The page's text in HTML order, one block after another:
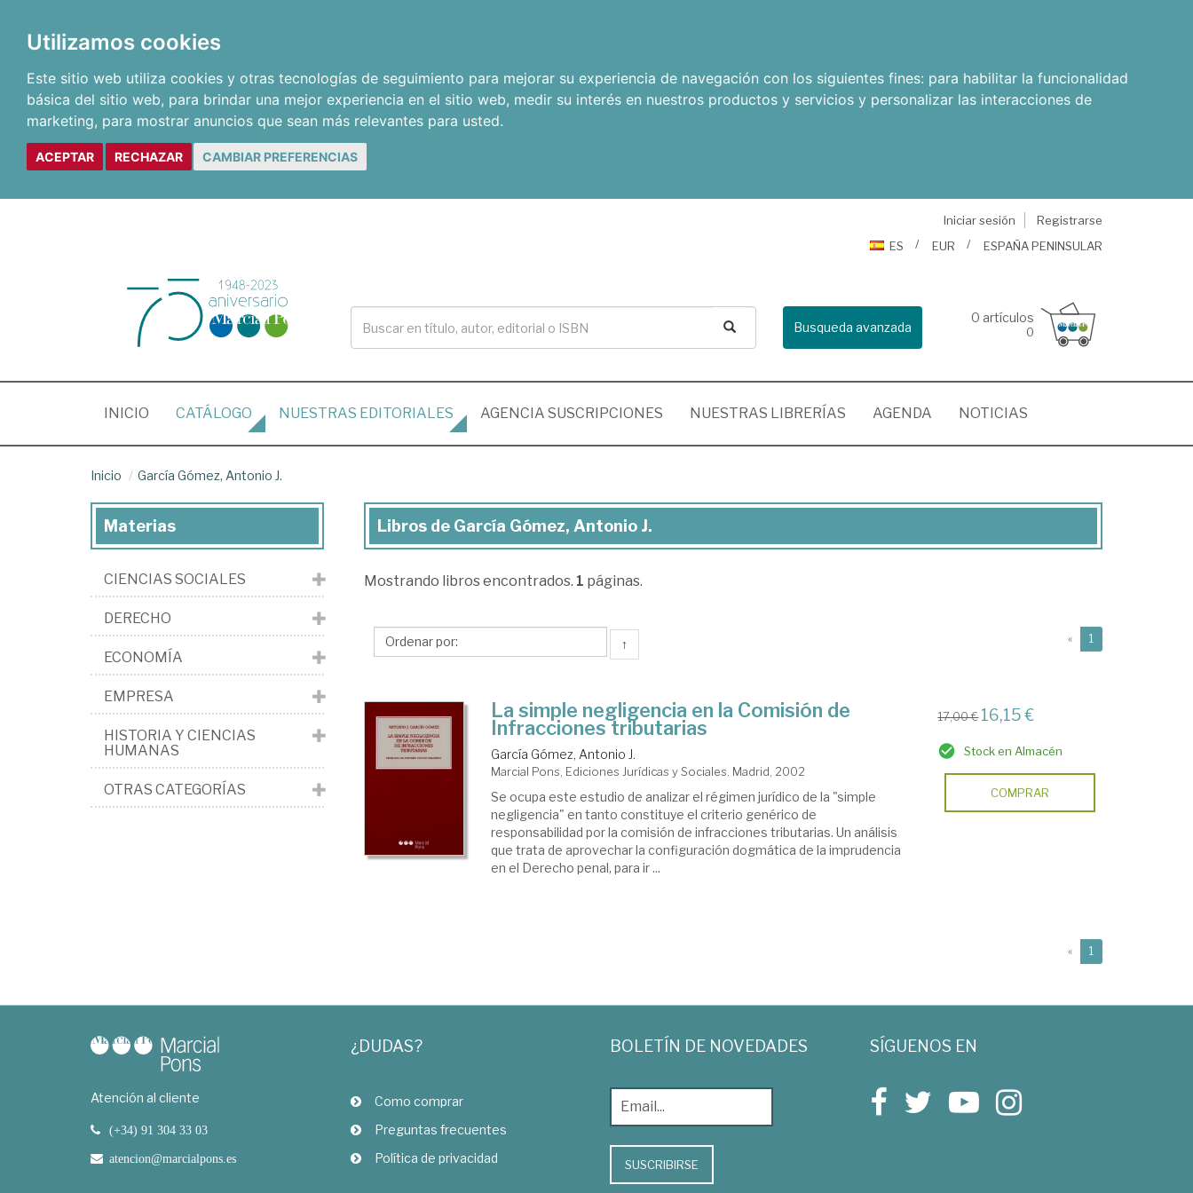
Utilizamos cookies
Este sitio web utiliza cookies y otras tecnologías de seguimiento para mejorar su experiencia de navegación con los siguientes fines: para habilitar la funcionalidad
básica del sitio web, para brindar una mejor experiencia en el sitio web, medir su interés en nuestros productos y servicios y personalizar las interacciones de
marketing, para mostrar anuncios que sean más relevantes para usted.
ACEPTAR RECHAZAR CAMBIAR PREFERENCIAS
Iniciar sesión
Registrarse
ES
EUR ESPAÑA PENINSULAR
Busqueda avanzada
0 artículos
0
INICIO (CURRENT)
CATÁLOGO NUESTRAS EDITORIALES AGENCIA SUSCRIPCIONES NUESTRAS LIBRERÍAS AGENDA NOTICIAS
Inicio García Gómez, Antonio J.
Libros
García
Antonio
Libros de García Gómez, Antonio J.
Mostrando libros encontrados. 1 páginas.
↑ « 1
La simple negligencia en la Comisión de
Infracciones tributarias
García Gómez, Antonio J.
Marcial Pons, Ediciones Jurídicas y Sociales. Madrid, 2002
Se ocupa este estudio de analizar el régimen jurídico de la "simple
negligencia" en tanto constituye el criterio genérico de
responsabilidad por la comisión de infracciones tributarias. Un análisis
que trata de aprovechar la configuración dogmática de la imprudencia
en el Derecho penal, para ir ...
17,00 € 16,15 €
Stock en Almacén
COMPRAR
« 1
Materias
CIENCIAS SOCIALES
DERECHO
ECONOMÍA
EMPRESA
HISTORIA Y CIENCIAS
HUMANAS
OTRAS CATEGORÍAS
Atención al cliente
(+34) 91 304 33 03
atencion@marcialpons.es
¿DUDAS?
Como comprar
Preguntas frecuentes
Política de privacidad
BOLETÍN DE NOVEDADES
SUSCRIBIRSE
SÍGUENOS EN